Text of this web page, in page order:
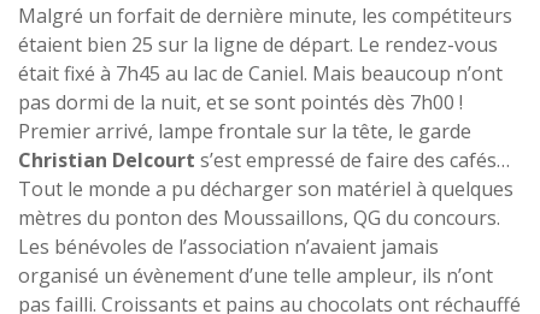
Malgré un forfait de dernière minute, les compétiteurs
étaient bien 25 sur la ligne de départ. Le rendez-vous
était fixé à 7h45 au lac de Caniel. Mais beaucoup n’ont
pas dormi de la nuit, et se sont pointés dès 7h00 !
Premier arrivé, lampe frontale sur la tête, le garde
Christian Delcourt s’est empressé de faire des cafés…
Tout le monde a pu décharger son matériel à quelques
mètres du ponton des Moussaillons, QG du concours.
Les bénévoles de l’association n’avaient jamais
organisé un évènement d’une telle ampleur, ils n’ont
pas failli. Croissants et pains au chocolats ont réchauffé